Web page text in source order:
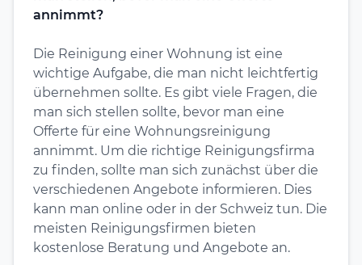
annimmt?
Die Reinigung einer Wohnung ist eine
wichtige Aufgabe, die man nicht leichtfertig
übernehmen sollte. Es gibt viele Fragen, die
man sich stellen sollte, bevor man eine
Offerte für eine Wohnungsreinigung
annimmt. Um die richtige Reinigungsfirma
zu finden, sollte man sich zunächst über die
verschiedenen Angebote informieren. Dies
kann man online oder in der Schweiz tun. Die
meisten Reinigungsfirmen bieten
kostenlose Beratung und Angebote an.